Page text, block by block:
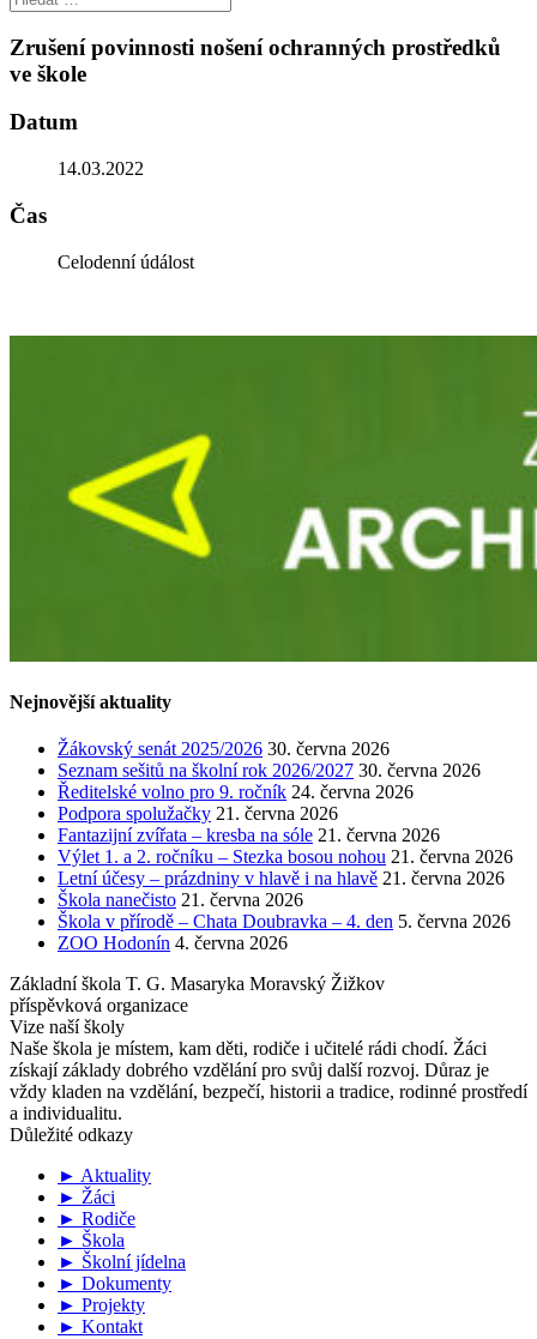
Zrušení povinnosti nošení ochranných prostředků
ve škole
Datum
14.03.2022
Čas
Celodenní údálost
Nejnovější aktuality
Žákovský senát 2025/2026 30. června 2026
Seznam sešitů na školní rok 2026/2027 30. června 2026
Ředitelské volno pro 9. ročník 24. června 2026
Podpora spolužačky 21. června 2026
Fantazijní zvířata – kresba na sóle 21. června 2026
Výlet 1. a 2. ročníku – Stezka bosou nohou 21. června 2026
Letní účesy – prázdniny v hlavě i na hlavě 21. června 2026
Škola nanečisto 21. června 2026
Škola v přírodě – Chata Doubravka – 4. den 5. června 2026
ZOO Hodonín 4. června 2026
Základní škola T. G. Masaryka Moravský Žižkov
příspěvková organizace
Vize naší školy
Naše škola je místem, kam děti, rodiče i učitelé rádi chodí. Žáci
získají základy dobrého vzdělání pro svůj další rozvoj. Důraz je
vždy kladen na vzdělání, bezpečí, historii a tradice, rodinné prostředí
a individualitu.
Důležité odkazy
► Aktuality
► Žáci
► Rodiče
► Škola
► Školní jídelna
► Dokumenty
► Projekty
► Kontakt